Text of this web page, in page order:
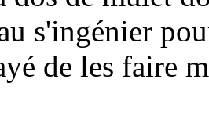
s'ingénier
de les faire